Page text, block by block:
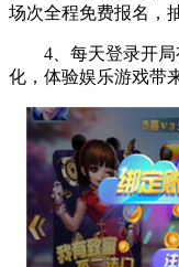
场次全程免费报名，
4、每天登录开局
化，体验娱乐游戏带